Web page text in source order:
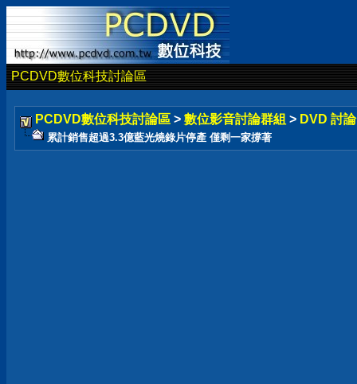
PCDVD數位科技討論區
PCDVD數位科技討論區 > 數位影音討論群組 > DVD 討
累計銷售超過3.3億藍光燒錄片停產 僅剩一家撐著